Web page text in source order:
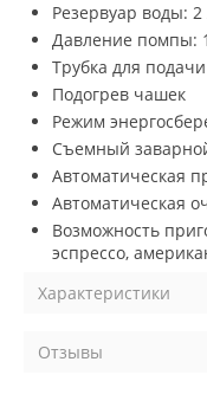
Резервуар воды: 2
Давление помпы:
Трубка для
Подогрев чашек
Режим
Съемный
Автоматическая
Автоматическая
Возможность
эспрессо,
Характеристики
Отзывы